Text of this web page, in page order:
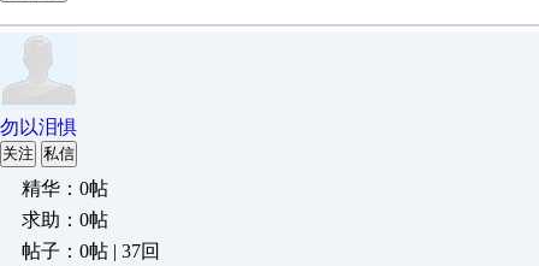
勿以泪惧
关注 私信
精华：0帖
求助：0帖
帖子：0帖 | 37回